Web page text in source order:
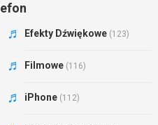
Efekty Dźwiękowe (123)
Filmowe (116)
iPhone (112)